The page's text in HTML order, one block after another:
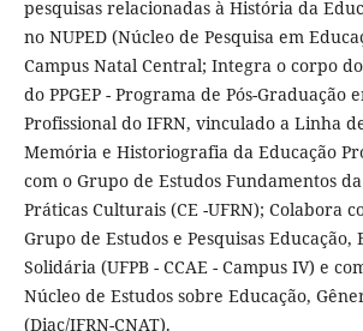
pesquisas relacionadas à História da
no NUPED (Núcleo de Pesquisa em
Campus Natal Central; Integra o corpo
do PPGEP - Programa de Pós-Graduação
Profissional do IFRN, vinculado a Linha
Memória e Historiografia da Educação
com o Grupo de Estudos Fundamentos
Práticas Culturais (CE -UFRN); Colabora
Grupo de Estudos e Pesquisas Educação,
Solidária (UFPB - CCAE - Campus IV) e
Núcleo de Estudos sobre Educação,
(Diac/IFRN-CNAT).